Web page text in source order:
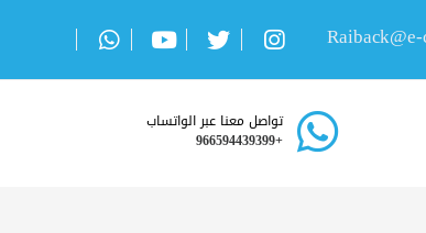
تواصل معنا عبر الواتساب
+966594439399